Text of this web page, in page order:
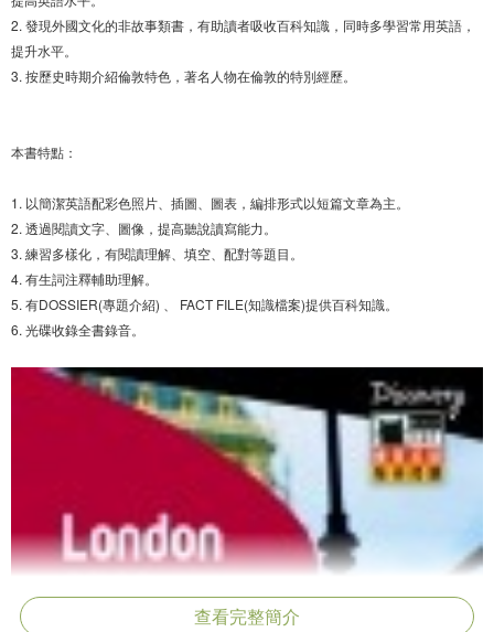
2. 發現外國文化的非故事類書，有助讀者吸收百科知識，同時多學習常用英語，
提升水平。
3. 按歷史時期介紹倫敦特色，著名人物在倫敦的特別經歷。
本書特點：
1. 以簡潔英語配彩色照片、插圖、圖表，編排形式以短篇文章為主。
2. 透過閱讀文字、圖像，提高聽說讀寫能力。
3. 練習多樣化，有閱讀理解、填空、配對等題目。
4. 有生詞注釋輔助理解。
5. 有DOSSIER(專題介紹) 、 FACT FILE(知識檔案)提供百科知識。
6. 光碟收錄全書錄音。
查看完整簡介